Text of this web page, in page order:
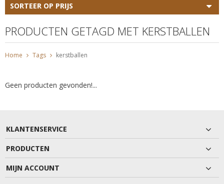
SORTEER OP PRIJS
PRODUCTEN GETAGD MET KERSTBALLEN
Home Tags kerstballen
Geen producten gevonden!...
KLANTENSERVICE
PRODUCTEN
MIJN ACCOUNT